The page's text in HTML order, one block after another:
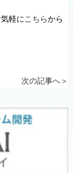
軽に こちらから
次の記事へ ＞